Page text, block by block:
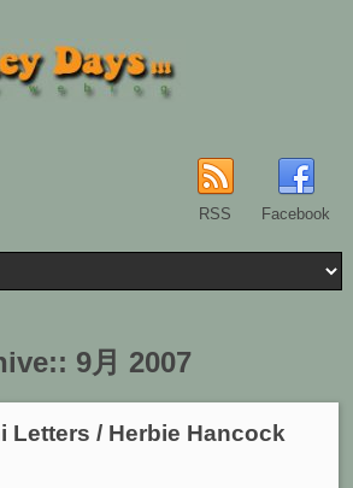
RSS Facebook
9月 2007
Letters / Herbie Hancock